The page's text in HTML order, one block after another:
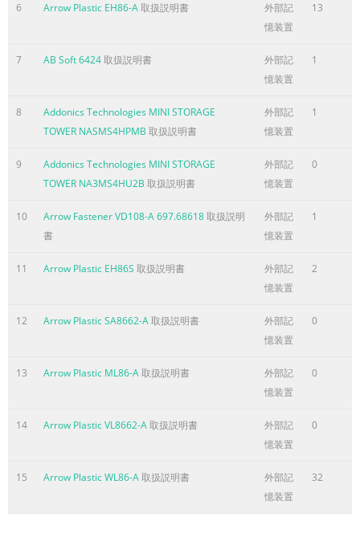
careful on wet or muddy ground. Teamwork: Whenever
possible, two or more people should work together to
panels while the other is able to handle the fasteners
and the tools. Tools and Materials: These are some basic
tools and materials you will need for the construction of
ページ4に含まれる内容の要旨
SAFETY FIRST.... A4 Safety precautions are important to
follow throughout the construction of your building.
caution with the tools being used in the pieces of your
building since some contain assembly of this building. Be
eye operation of all power tools. protection and long
sleeves when assembling or performing any maintenance
on your build- ing. safety edge sharp edge sharp edge sa
CARE & MAINTENANCE.... A5 Web Finish: For long lasting
finish, periodically clean and wax the exterior surface.
unit. Immediately clean the area with a wire brush; wash
it and apply touch-up paint per manufacturer's
snow with long handled, soft-bristled broom. Heavy
amounts of snow on roof can damage building making it
6 Arrow Plastic EH86-A取扱説明書
外部記
憶装置
13
7 AB Soft 6424取扱説明書
外部記
憶装置
1
8
Addonics Technologies MINI STORAGE
TOWER NASMS4HPMB 取扱説明書
外部記
憶装置
1
9
Addonics Technologies MINI STORAGE
TOWER NA3MS4HU2B 取扱説明書
外部記
憶装置
0
10 Arrow Fastener VD108-A 697.68618取扱説明
書
外部記
憶装置
1
11 Arrow Plastic EH86S 取扱説明書
外部記
憶装置
2
12 Arrow Plastic SA8662-A取扱説明書
外部記
憶装置
0
13 Arrow Plastic ML86-A取扱説明書
外部記
憶装置
0
14 Arrow Plastic VL8662-A取扱説明書
外部記
憶装置
0
15 Arrow Plastic WL86-A取扱説明書
外部記
憶装置
32